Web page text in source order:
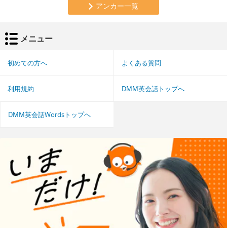
アンカー一覧
メニュー
初めての方へ よくある質問
利用規約 DMM英会話トップへ
DMM英会話Wordsトップへ